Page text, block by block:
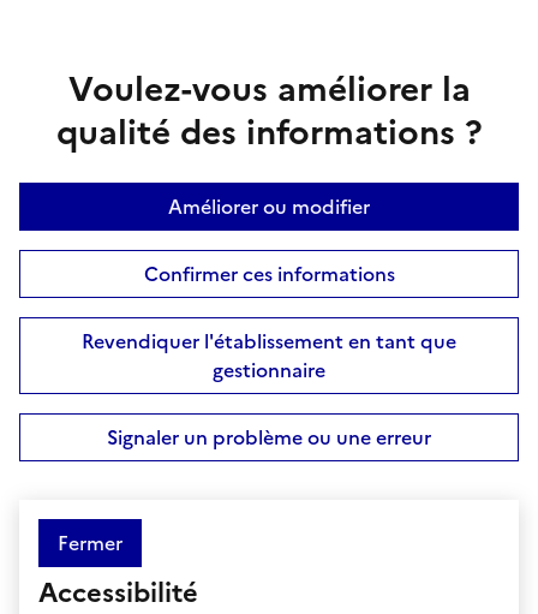
Voulez-vous améliorer la
qualité des informations ?
Améliorer ou modifier
Confirmer ces informations
Revendiquer l'établissement en tant que
gestionnaire
Signaler un problème ou une erreur
Fermer
Accessibilité